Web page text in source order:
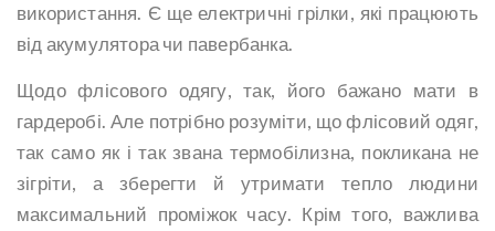
використання. Є ще електричні грілки, які працюють
від акумулятора чи павербанка.
Щодо флісового одягу, так, його бажано мати в
гардеробі. Але потрібно розуміти, що флісовий одяг,
так само як і так звана термобілизна, покликана не
зігріти, а зберегти й утримати тепло людини
максимальний проміжок часу. Крім того, важлива